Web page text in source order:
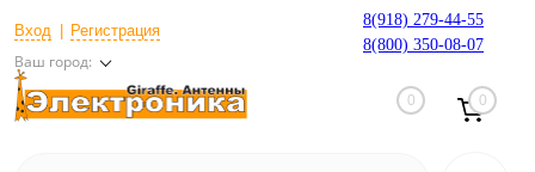
Вход Регистрация
Ваш город:
8(918) 279-44-55
8(800) 350-08-07
0 0